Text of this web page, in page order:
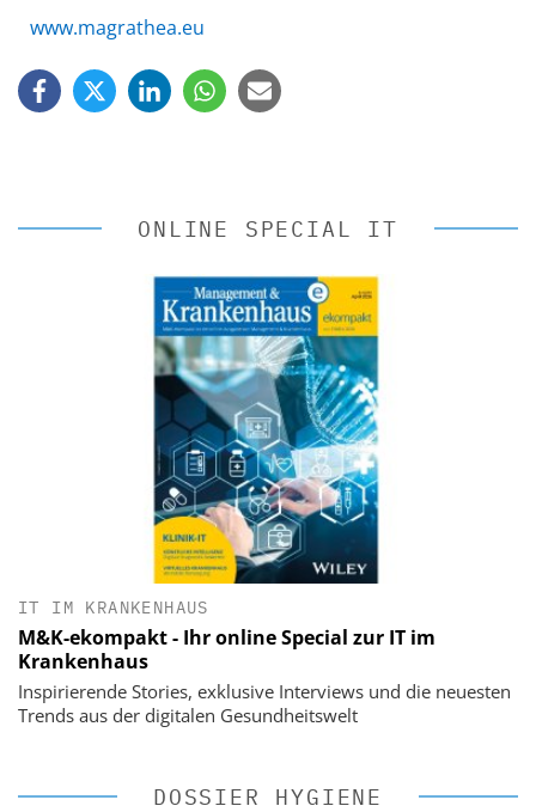
www.magrathea.eu
ONLINE SPECIAL IT
IT IM KRANKENHAUS
M&K-ekompakt - Ihr online Special zur IT im
Krankenhaus
Inspirierende Stories, exklusive Interviews und die neuesten
Trends aus der digitalen Gesundheitswelt
DOSSIER HYGIENE